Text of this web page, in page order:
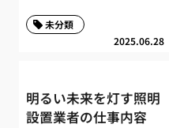
2025.06.28
未分類
明るい未来を灯す照明
設置業者の仕事内容